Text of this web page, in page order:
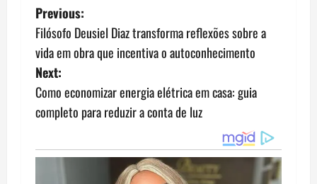
P
o
s
t
a
Previous:
Filósofo Deusiel Diaz transforma reflexões sobre a
vida em obra que incentiva o autoconhecimento
Next:
Como economizar energia elétrica em casa: guia
completo para reduzir a conta de luz